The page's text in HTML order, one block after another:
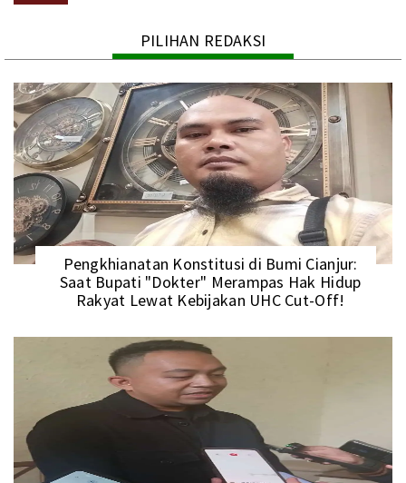
PILIHAN REDAKSI
Pengkhianatan Konstitusi di Bumi Cianjur:
Saat Bupati "Dokter" Merampas Hak Hidup
Rakyat Lewat Kebijakan UHC Cut-Off!